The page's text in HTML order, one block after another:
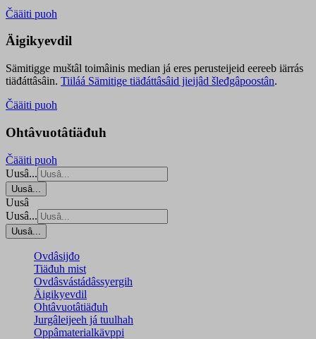
Čääiti puoh
Äigikyevdil
Sämitigge muštâl toimâinis median já eres perusteijeid eereeb iärrás
tiäđáttâsâin. Tiiláá Sämitige tiäđáttâsâid jieijâd šleđgâpoostân.
Čääiti puoh
Ohtâvuotâtiäđuh
Čääiti puoh
Uusâ...
Uusâ...
Uusâ
Uusâ...
Uusâ...
Ovdâsijđo
Tiäđuh mist
Ovdâsvástádâssyergih
Äigikyevdil
Ohtâvuotâtiäđuh
Jurgâleijeeh já tuulhah
Oppâmaterialkävppi